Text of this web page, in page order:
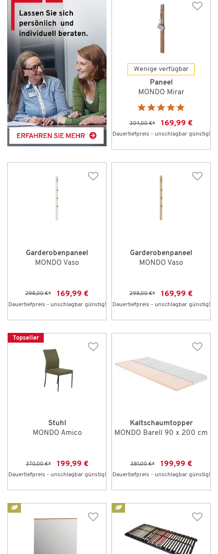
Wenige verfügbar
Paneel
MONDO Mirar
304,00 €* 169,99 €
Dauertiefpreis - unschlagbar günstig!
Garderobenpaneel
MONDO Vaso
298,00 €* 169,99 €
Dauertiefpreis - unschlagbar günstig!
Garderobenpaneel
MONDO Vaso
298,00 €* 169,99 €
Dauertiefpreis - unschlagbar günstig!
Topseller
Stuhl
MONDO Amico
370,00 €* 199,99 €
Dauertiefpreis - unschlagbar günstig!
Kaltschaumtopper
MONDO Barell 90 x 200 cm
381,00 €* 199,99 €
Dauertiefpreis - unschlagbar günstig!